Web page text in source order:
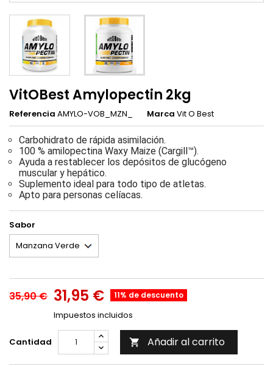
VitOBest Amylopectin 2kg
Referencia AMYLO-VOB_MZN_ Marca Vit O Best
Carbohidrato de rápida asimilación.
100 % amilopectina Waxy Maize (Cargill™).
Ayuda a restablecer los depósitos de glucógeno
muscular y hepático.
Suplemento ideal para todo tipo de atletas.
Apto para personas celíacas.
Sabor
35,90 € 31,95 € 11% de descuento
Impuestos incluidos
Cantidad  Añadir al carrito